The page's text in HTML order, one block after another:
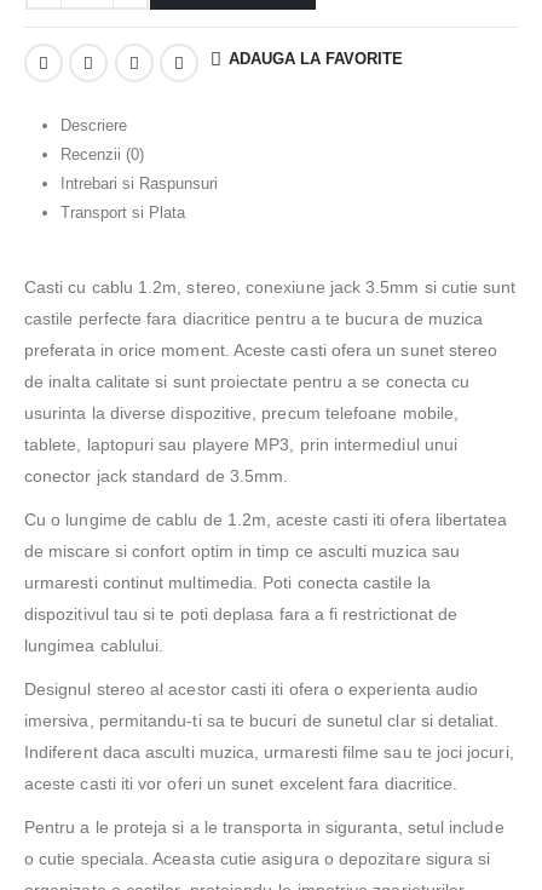
ADAUGA LA FAVORITE
Descriere
Recenzii (0)
Intrebari si Raspunsuri
Transport si Plata
Casti cu cablu 1.2m, stereo, conexiune jack 3.5mm si cutie sunt
castile perfecte fara diacritice pentru a te bucura de muzica
preferata in orice moment. Aceste casti ofera un sunet stereo
de inalta calitate si sunt proiectate pentru a se conecta cu
usurinta la diverse dispozitive, precum telefoane mobile,
tablete, laptopuri sau playere MP3, prin intermediul unui
conector jack standard de 3.5mm.
Cu o lungime de cablu de 1.2m, aceste casti iti ofera libertatea
de miscare si confort optim in timp ce asculti muzica sau
urmaresti continut multimedia. Poti conecta castile la
dispozitivul tau si te poti deplasa fara a fi restrictionat de
lungimea cablului.
Designul stereo al acestor casti iti ofera o experienta audio
imersiva, permitandu-ti sa te bucuri de sunetul clar si detaliat.
Indiferent daca asculti muzica, urmaresti filme sau te joci jocuri,
aceste casti iti vor oferi un sunet excelent fara diacritice.
Pentru a le proteja si a le transporta in siguranta, setul include
o cutie speciala. Aceasta cutie asigura o depozitare sigura si